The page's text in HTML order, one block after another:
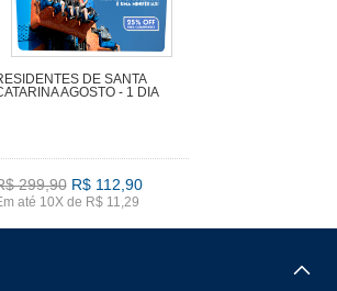
DE SANTA
AGOSTO - 1 DIA
299,90 R$ 112,90
até 10X de R$ 11,29